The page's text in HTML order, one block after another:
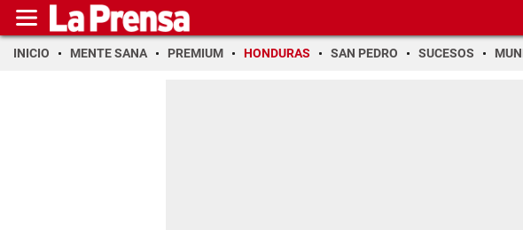
INICIO MENTE SANA PREMIUM HONDURAS SAN PEDRO SUCESOS